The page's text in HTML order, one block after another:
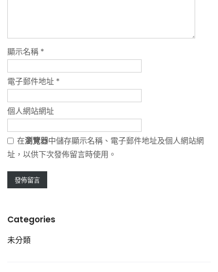
顯示名稱 *
電子郵件地址 *
個人網站網址
在瀏覽器中儲存顯示名稱、電子郵件地址及個人網站網
址，以供下次發佈留言時使用。
Categories
未分類